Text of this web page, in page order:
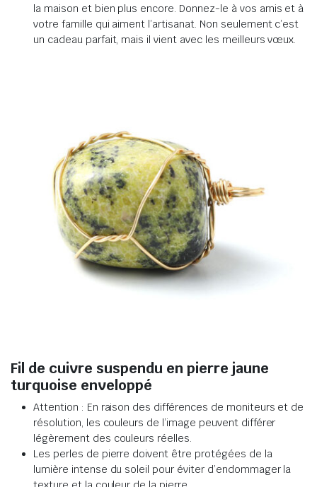
la maison et bien plus encore. Donnez-le à vos amis et à
votre famille qui aiment l’artisanat. Non seulement c’est
un cadeau parfait, mais il vient avec les meilleurs vœux.
Fil de cuivre suspendu en pierre jaune
turquoise enveloppé
Attention : En raison des différences de moniteurs et de
résolution, les couleurs de l’image peuvent différer
légèrement des couleurs réelles.
Les perles de pierre doivent être protégées de la
lumière intense du soleil pour éviter d’endommager la